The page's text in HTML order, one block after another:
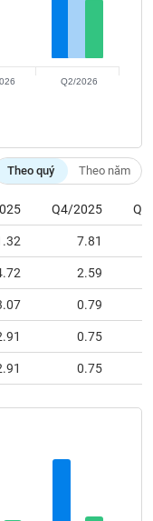
Q2/2026
Theo quý Theo năm
Q4/2025
7.81
2.59
0.79
0.75
0.75